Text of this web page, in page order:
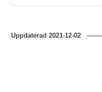
Uppdaterad2021-12-02